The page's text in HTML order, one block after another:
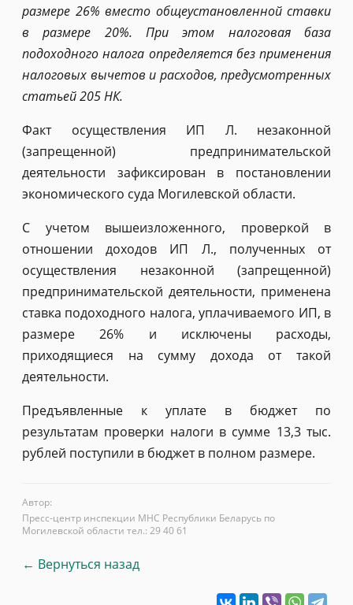
размере 26% вместо общеустановленной ставки
в размере 20%. При этом налоговая база
подоходного налога определяется без применения
налоговых вычетов и расходов, предусмотренных
статьей 205 НК.
Факт осуществления ИП Л. незаконной
(запрещенной) предпринимательской
деятельности зафиксирован в постановлении
экономического суда Могилевской области.
С учетом вышеизложенного, проверкой в
отношении доходов ИП Л., полученных от
осуществления незаконной (запрещенной)
предпринимательской деятельности, применена
ставка подоходного налога, уплачиваемого ИП, в
размере 26% и исключены расходы,
приходящиеся на сумму дохода от такой
деятельности.
Предъявленные к уплате в бюджет по
результатам проверки налоги в сумме 13,3 тыс.
рублей поступили в бюджет в полном размере.
Автор:
Пресс-центр инспекции МНС Республики Беларусь по
Могилевской области тел.: 29 40 61
← Вернуться назад